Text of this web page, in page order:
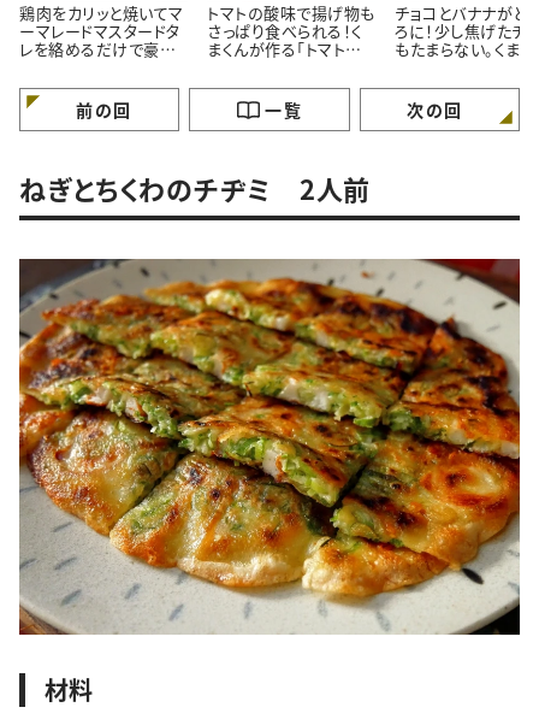
鶏肉をカリッと焼いてマ
ーマレードマスタードタ
レを絡めるだけで豪華
る簡単鶏肉のマーマレ
ードマスタード焼きレシ
トマトの酸味で揚げ物も
さっぱり食べられる！く
まくんが作る「トマトタル
チョコとバナナがと
ろに！少し焦げたチ
もたまらない。くまく
ナ」レシピ
前の回 一覧 次の回
ねぎとちくわのチヂミ 2人前
材料